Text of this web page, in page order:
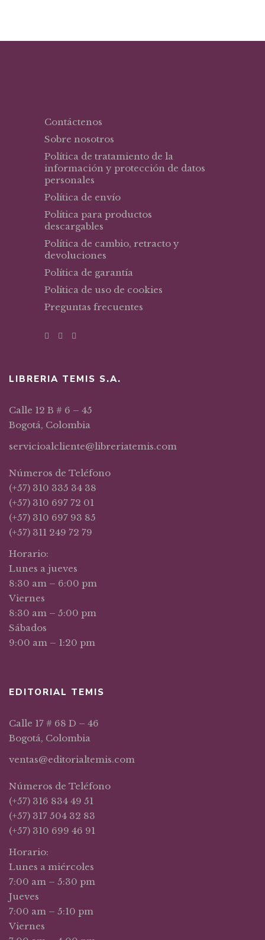
Contáctenos
Sobre nosotros
Política de tratamiento de la
información y protección de datos
personales
Política de envío
Política para productos
descargables
Política de cambio, retracto y
devoluciones
Política de garantía
Política de uso de cookies
Preguntas frecuentes
LIBRERIA TEMIS S.A.
Calle 12 B # 6 – 45
Bogotá, Colombia
servicioalcliente@libreriatemis.com
Números de Teléfono
(+57) 310 335 34 38
(+57) 310 697 72 01
(+57) 310 697 93 85
(+57) 311 249 72 79
Horario:
Lunes a jueves
8:30 am – 6:00 pm
Viernes
8:30 am – 5:00 pm
Sábados
9:00 am – 1:20 pm
EDITORIAL TEMIS
Calle 17 # 68 D – 46
Bogotá, Colombia
ventas@editorialtemis.com
Números de Teléfono
(+57) 316 834 49 51
(+57) 317 504 32 83
(+57) 310 699 46 91
Horario:
Lunes a miércoles
7:00 am – 5:30 pm
Jueves
7:00 am – 5:10 pm
Viernes